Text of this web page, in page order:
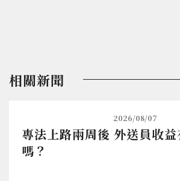
相關新聞
2026/08/07
專法上路兩周後 外送員收
嗎？